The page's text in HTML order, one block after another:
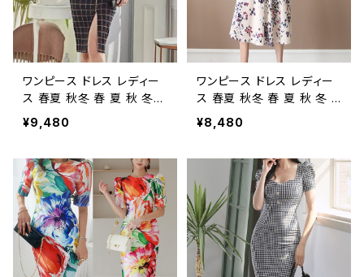
ト ドレスワンピース お呼ば
れ 韓国 ファッション オフィ
スカジュアル 韓国風 キャバ
ドレス ナイトドレス ナイトワ
ンピ 上品 大人 10代 20代
30代 40代 C-OSS0114
韓国 ファッション オフィス
カジュアル 韓国風 キャバド
レス ナイトドレス ナイトワン
ピ 上品 ブラック 大人 カジ
ュアル 10代 20代 30代 40
代 C-OSS0116
ワンピース ドレス レディー
ス 春夏 秋冬 春 夏 秋 冬
黒 ドレスワンピース ドレス
フレアワンピース ひざ丈 膝
ク柄 ファスナー スリット 7
分袖 タイト タイトワンピ ミ
ディアムワンピ ミモレドレス
ミディアムドレス ワンピドレ
ス タイトワンピース OL エ
レガント ファスナー フォー
マル 大きいサイズ きれいめ
¥9,480
ワンピース ドレス レディー
ス 春夏 秋冬 春 夏 秋 冬 ド
レスワンピース ドレス フレ
アワンピース ノースリーブ
レアワンピ Aラインワンピ ワ
ンピドレス ミモレ丈ワンピ
ース OL エレガント 小花柄
フォーマル 大きいサイズ き
れいめ タイト ドレスワンピ
ース お呼ばれ 韓国 ファッ
ション オフィスカジュアル
¥8,480